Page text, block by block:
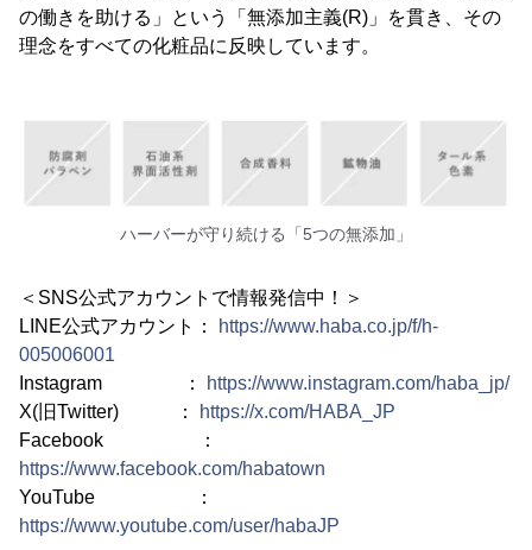
の働きを助ける」という「無添加主義(R)」を貫き、その
理念をすべての化粧品に反映しています。
ハーバーが守り続ける「5つの無添加」
＜SNS公式アカウントで情報発信中！＞
LINE公式アカウント：
https://www.haba.co.jp/f/h-
005006001
Instagram ：
https://www.instagram.com/haba_jp/
X(旧Twitter) ：
https://x.com/HABA_JP
Facebook ：
https://www.facebook.com/habatown
YouTube ：
https://www.youtube.com/user/habaJP